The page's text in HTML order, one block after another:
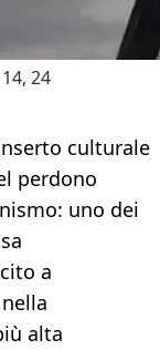
24
culturale
perdono
uno dei
a
alta